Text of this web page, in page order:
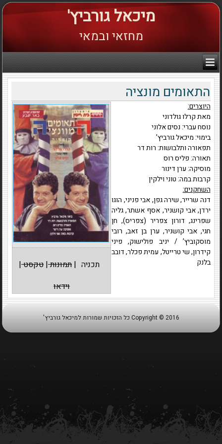
מיכאל גורביץ'
מחזאי ובמאי
התאומים מונציה
תכניה |תמונות |טקסט|
וידאו
היוצרים:
מאת קרלו גולדוני
נוסח עברי: נסים אלוני
בימוי: מיכאל גורביץ’
תפאורה ותלבושות: רות דר
תאורה: פליס רוס
מוסיקה: ערן דינור
קרבות במה: טוני וילקין
השחקנים:
דנה שרייר, שירה גפן, אבי פניני, הוגו
ירדן, אבי קושניר, אסף אשתר, גליה
שפרינג, דורון צפריר (צפריס), חן
חגי, אבי קושניר, ערן בן זאב, רובי
מוסקוביץ’ / יניב פולישוק, פיני
קידרון, שי טרייטל, עמית פכלר, דובב
בלנק
Copyright © 2016 כל הזכויות שמורות למיכאל גורביץ'